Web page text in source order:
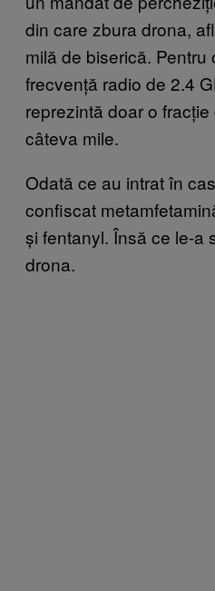
din care zbura drona,
milă de biserică.
frecvență radio de 2.4
reprezintă doar o
câteva mile.
Odată ce au intrat în
confiscat
și fentanyl. Însă ce le-a
drona.